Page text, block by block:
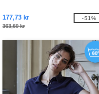
177,73 kr
363,60 kr
-51%